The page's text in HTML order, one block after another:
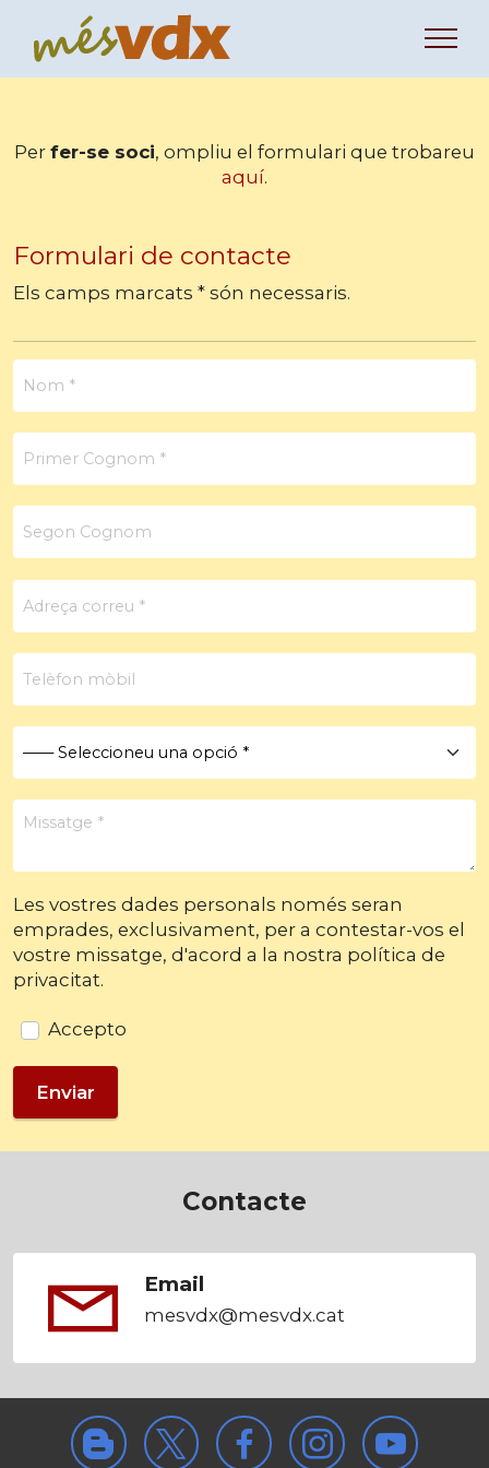
Per fer-se soci, ompliu el formulari que trobareu
aquí.
Formulari de contacte
Els camps marcats * són necessaris.
Les vostres dades personals només seran
emprades, exclusivament, per a contestar-vos el
vostre missatge, d'acord a la nostra política de
privacitat.
Accepto
Enviar
Contacte
Email
mesvdx@mesvdx.cat